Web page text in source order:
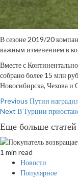
В сезоне 2019/20
важным изменением в
Вместе с
собрано более 15 млн
Новосибирска, Чехова и
Continue
Reading
Previous Путин
Next В Турции
Еще больше статей
1 min read
Новости
Популярное